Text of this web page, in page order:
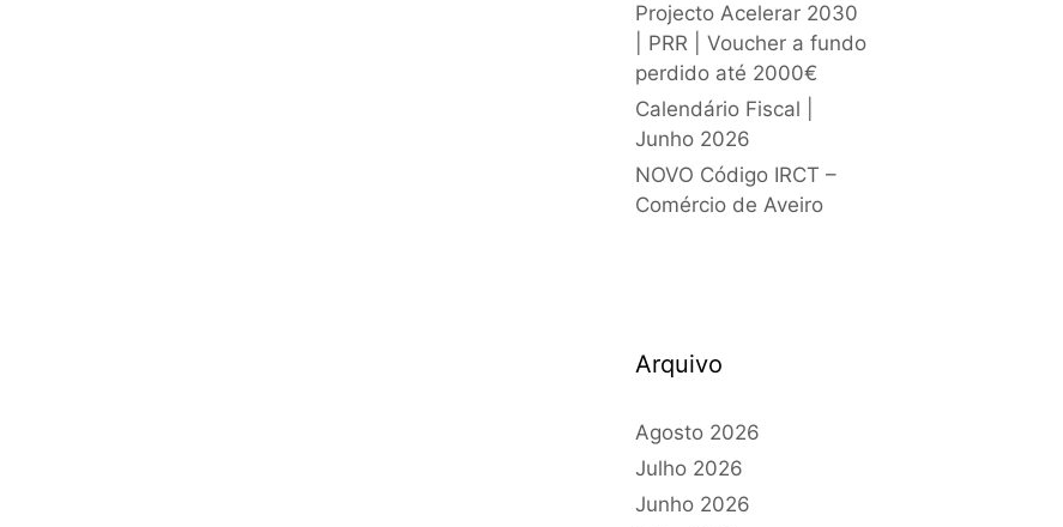
Projecto Acelerar 2030
| PRR | Voucher a fundo
perdido até 2000€
Calendário Fiscal |
Junho 2026
NOVO Código IRCT –
Comércio de Aveiro
Arquivo
Agosto 2026
Julho 2026
Junho 2026